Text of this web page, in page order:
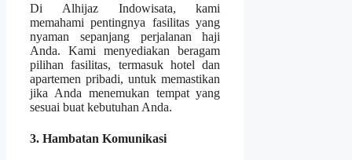
Di Alhijaz Indowisata, kami
memahami pentingnya fasilitas yang
nyaman sepanjang perjalanan haji
Anda. Kami menyediakan beragam
pilihan fasilitas, termasuk hotel dan
apartemen pribadi, untuk memastikan
jika Anda menemukan tempat yang
sesuai buat kebutuhan Anda.
3. Hambatan Komunikasi